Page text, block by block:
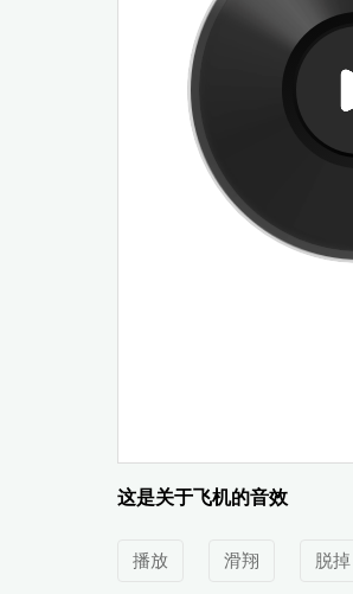
这是关于飞机的音效
播放 滑翔 脱掉